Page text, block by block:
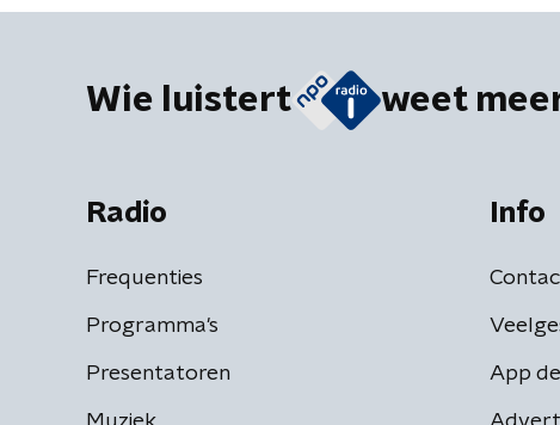
Wie luistert weet
Radio
Frequenties
Programma's
Presentatoren
Info
App